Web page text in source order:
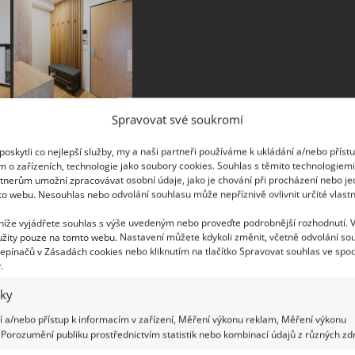
Spravovat své soukromí
co nejlepší služby, my a naši partneři používáme k ukládání a/nebo
o zařízeních, technologie jako soubory cookies. Souhlas s těmito
umožní zpracovávat osobní údaje, jako je chování při procházení nebo
webu. Nesouhlas nebo odvolání souhlasu může nepříznivě ovlivnit určité
vyjádřete souhlas s výše uvedeným nebo proveďte podrobnější rozhodnutí.
pouze na tomto webu. Nastavení můžete kdykoli změnit, včetně odvolání
v Zásadách cookies nebo kliknutím na tlačítko Spravovat souhlas ve
a/nebo přístup k informacím v zařízení, Měření výkonu reklam, Měření výkonu
publiku prostřednictvím statistik nebo kombinací údajů z různých
lázněmi. Téměř všechny budovy na náměstí a
i lázeňským hostům a klientům by měly
udržet horský styl, plný dřeva a moderního
se rozhodně ateliéru Gebas podařilo.
janskolázeňskému životu.
v Janských Lázních navrhl, jsou funkčním a
nejen potřeby, ale i sny budoucích uživatelů.